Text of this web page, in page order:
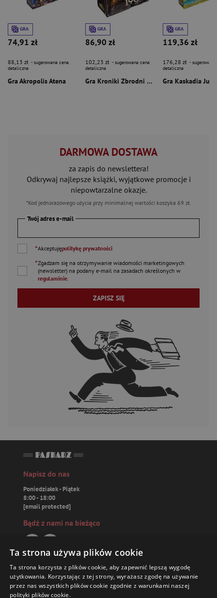
GRA
74,91 zł
88,13 zł - sugerowana cena
detaliczna
Gra Akropolis Atena
GRA
86,90 zł
102,23 zł - sugerowana cena
detaliczna
Gra Kroniki Zbrodni 1900
GRA
119,36 zł
176,28 zł -
detaliczna
Gra Kaskadia
DARMOWA DOSTAWA
za zapis do newslettera!
Odkrywaj najlepsze książki, wyjątkowe promocje i
niepowtarzalne okazje.
*Kod jednorazowego użycia przy minimalnej wartości koszyka 69 zł.
Twój adres e-mail
*Akceptujępolitykę prywatności
*Zgadzam się na otrzymywanie wiadomości marketingowych
(newsletter) na podany e-mail na zasadach określonych w
regulaminie
ZAPISZ SIĘ
Napisz do nas
Poniedziałek - Piątek
8:00 - 18:00
[email protected]
Bądź z nami na bieżąco
Paskarz.pl
Ta strona używa plików cookie
Ta strona korzysta z plików cookie, aby zapewnić lepszą wygodę
użytkowania. Korzystając z tej strony, wyrażasz zgodę na używanie
przez nas wszystkich plików cookie zgodnie z warunkami naszej
polityki plików cookie.